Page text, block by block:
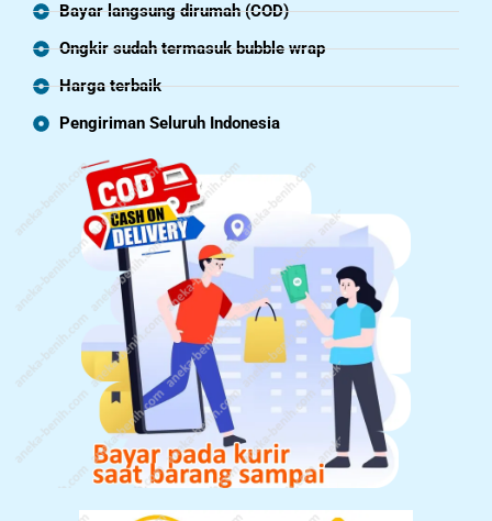
Bayar langsung dirumah (COD)
Ongkir sudah termasuk bubble wrap
Harga terbaik
Pengiriman Seluruh Indonesia